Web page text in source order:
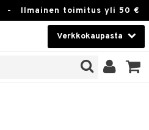
- Ilmainen toimitus yli 50 €
Verkkokaupasta